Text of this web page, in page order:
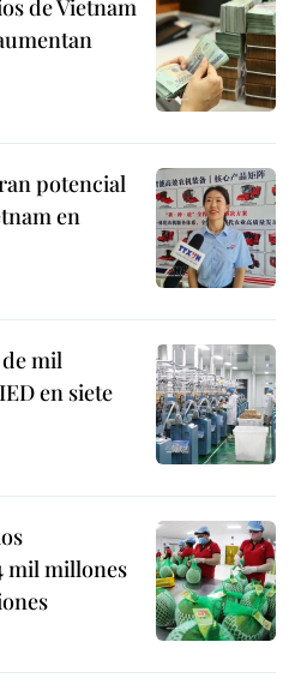
de Vietnam
potencial
en
mil
en siete
mil millones